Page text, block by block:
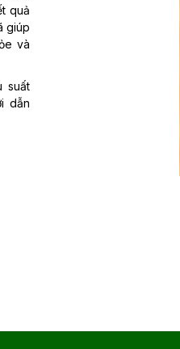
quả
giúp
và
suất
dẫn